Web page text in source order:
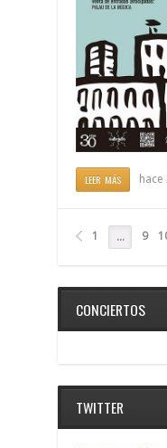
LEER MÁS hace
1 … 9
CONCIERTOS
TWITTER